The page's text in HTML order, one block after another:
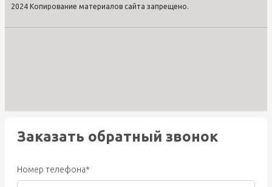
2024 Копирование материалов сайта запрещено.
Заказать обратный звонок
Номер телефона*